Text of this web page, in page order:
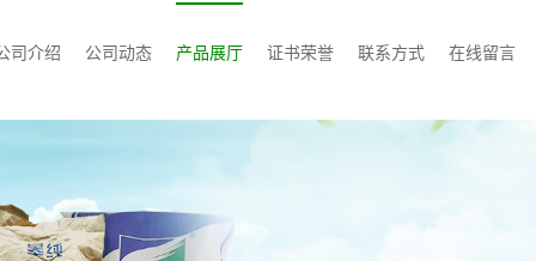
司介绍 公司动态 产品展厅 证书荣誉 联系方式 在线留言